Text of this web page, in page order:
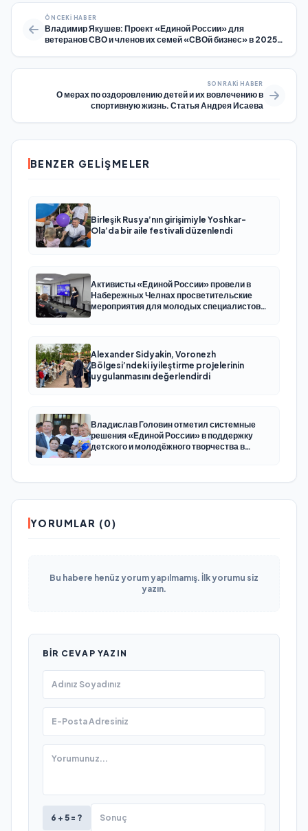
ÖNCEKI HABER
Владимир Якушев: Проект «Единой России» для
ветеранов СВО и членов их семей «СВОй бизнес» в 2025
SONRAKI HABER
О мерах по оздоровлению детей и их вовлечению в
спортивную жизнь. Статья Андрея Исаева
BENZER GELIŞMELER
Birleşik Rusya’nın girişimiyle Yoshkar-
Ola’da bir aile festivali düzenlendi
Активисты «Единой России» провели в
Набережных Челнах просветительские
мероприятия для молодых специалистов
Alexander Sidyakin, Voronezh
Bölgesi’ndeki iyileştirme projelerinin
uygulanmasını değerlendirdi
Владислав Головин отметил системные
решения «Единой России» в поддержку
детского и молодёжного творчества в
YORUMLAR (0)
Bu habere henüz yorum yapılmamış. İlk yorumu siz
yazın.
BIR CEVAP YAZIN
6 + 5 = ?